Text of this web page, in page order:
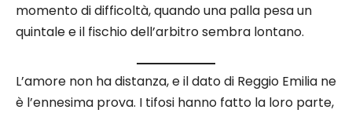
momento di difficoltà, quando una palla pesa un
quintale e il fischio dell’arbitro sembra lontano.
L’amore non ha distanza, e il dato di Reggio Emilia ne
è l’ennesima prova. I tifosi hanno fatto la loro parte,